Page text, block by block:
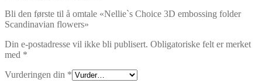
Bli den første til å omtale «Nellie`s Choice 3D embossing folder
Scandinavian flowers»
Din e-postadresse vil ikke bli publisert. Obligatoriske felt er merket
med *
Vurderingen din *